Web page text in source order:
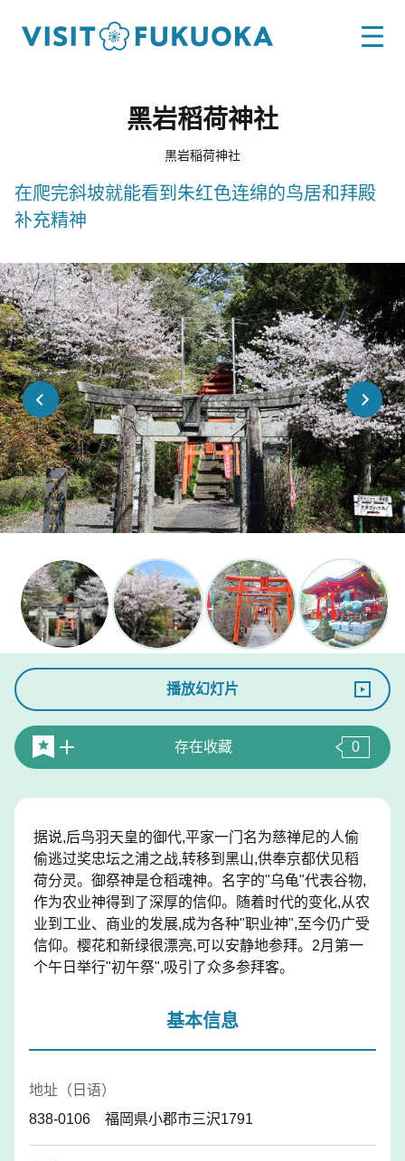
黑岩稻荷神社
黒岩稲荷神社
在爬完斜坡就能看到朱红色连绵的鸟居和拜殿
补充精神
播放幻灯片
存在收藏 0
据说,后鸟羽天皇的御代,平家一门名为慈禅尼的人偷
偷逃过奖忠坛之浦之战,转移到黑山,供奉京都伏见稻
荷分灵。御祭神是仓稻魂神。名字的"乌龟"代表谷物,
作为农业神得到了深厚的信仰。随着时代的变化,从农
业到工业、商业的发展,成为各种"职业神",至今仍广受
信仰。樱花和新绿很漂亮,可以安静地参拜。2月第一
个午日举行"初午祭",吸引了众多参拜客。
基本信息
地址（日语）
838-0106 福岡県小郡市三沢1791